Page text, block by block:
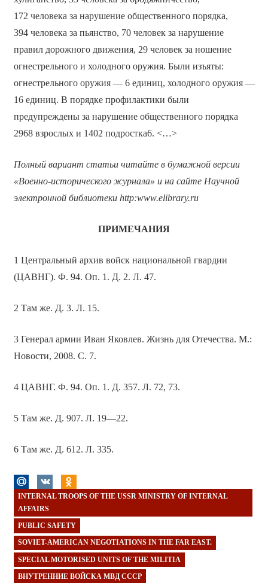
172 человека за нарушение общественного порядка,
394 человека за пьянство, 70 человек за нарушение
правил дорожного движения, 29 человек за ношение
огнестрельного и холодного оружия. Были изъяты:
огнестрельного оружия — 6 единиц, холодного оружия —
16 единиц. В порядке профилактики были
предупреждены за нарушение общественного порядка
2968 взрослых и 1402 подростка6. <…>
Полный вариант статьи читайте в бумажной версии
«Военно-исторического журнала» и на сайте Научной
электронной библиотеки http:www.elibrary.ru
ПРИМЕЧАНИЯ
1 Центральный архив войск национальной гвардии
(ЦАВНГ). Ф. 94. Оп. 1. Д. 2. Л. 47.
2 Там же. Д. 3. Л. 15.
3 Генерал армии Иван Яковлев. Жизнь для Отечества. М.:
Новости, 2008. С. 7.
4 ЦАВНГ. Ф. 94. Оп. 1. Д. 357. Л. 72, 73.
5 Там же. Д. 907. Л. 19—22.
6 Там же. Д. 612. Л. 335.
INTERNAL TROOPS OF THE USSR MINISTRY OF INTERNAL
AFFAIRS
PUBLIC SAFETY
SOVIET-AMERICAN NEGOTIATIONS IN THE FAR EAST.
SPECIAL MOTORISED UNITS OF THE MILITIA
ВНУТРЕННИЕ ВОЙСКА МВД СССР